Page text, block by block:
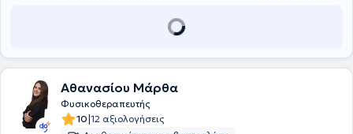
μαθήματα Yoga και Pilates σε μικρά γκρουπ 3-6 ατόμων, αλλά και
Διατροφολογικές - Διαιτολογικές συμβουλές.
Αθανασίου Μάρθα
Φυσικοθεραπευτής
10|12 αξιολογήσεις